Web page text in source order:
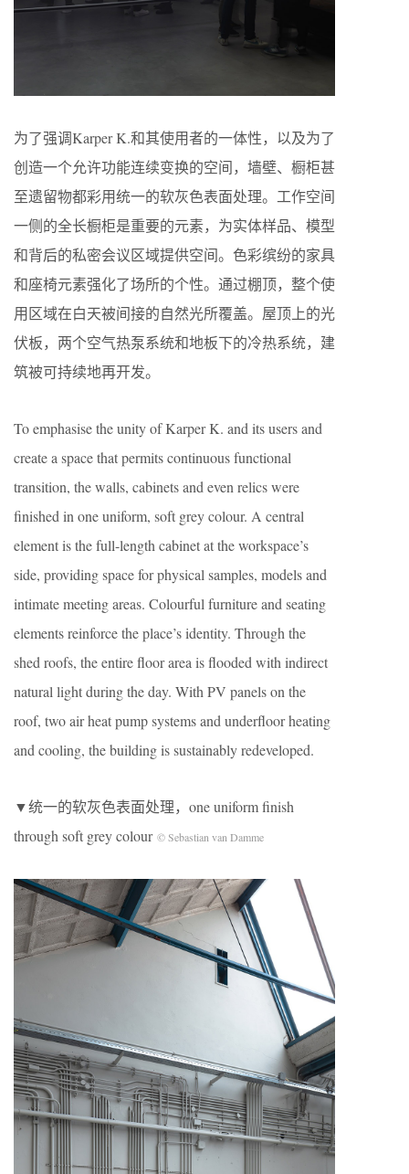
为了强调Karper K.和其使用者的一体性，以及为了
创造一个允许功能连续变换的空间，墙壁、橱柜甚
至遗留物都彩用统一的软灰色表面处理。工作空间
一侧的全长橱柜是重要的元素，为实体样品、模型
和背后的私密会议区域提供空间。色彩缤纷的家具
和座椅元素强化了场所的个性。通过棚顶，整个使
用区域在白天被间接的自然光所覆盖。屋顶上的光
伏板，两个空气热泵系统和地板下的冷热系统，建
筑被可持续地再开发。
To emphasise the unity of Karper K. and its users and
create a space that permits continuous functional
transition, the walls, cabinets and even relics were
finished in one uniform, soft grey colour. A central
element is the full-length cabinet at the workspace’s
side, providing space for physical samples, models and
intimate meeting areas. Colourful furniture and seating
elements reinforce the place’s identity. Through the
shed roofs, the entire floor area is flooded with indirect
natural light during the day. With PV panels on the
roof, two air heat pump systems and underfloor heating
and cooling, the building is sustainably redeveloped.
▼统一的软灰色表面处理，one uniform finish
through soft grey colour © Sebastian van Damme